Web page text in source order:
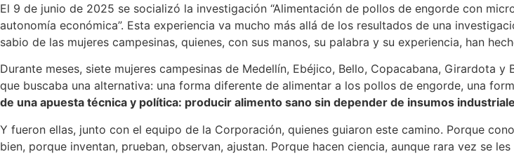
El 9 de junio de 2025 se socializó la investigación “Alimentación de pollos de engorde con
autonomía económica”. Esta experiencia va mucho más allá de los resultados de una
sabio de las mujeres campesinas, quienes, con sus manos, su palabra y su experiencia, han
Durante meses, siete mujeres campesinas de Medellín, Ebéjico, Bello, Copacabana, Girardota
que buscaba una alternativa: una forma diferente de alimentar a los pollos de engorde, una
de una apuesta técnica y política: producir alimento sano sin depender de insumos
Y fueron ellas, junto con el equipo de la Corporación, quienes guiaron este camino. Porque
bien, porque inventan, prueban, observan, ajustan. Porque hacen ciencia, aunque rara vez se